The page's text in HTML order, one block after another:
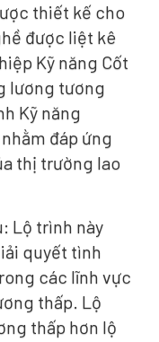
thiết kế cho
được liệt kê
Kỹ năng Cốt
lương tương
Kỹ năng
đáp ứng
thị trường lao
Lộ trình này
quyết tình
các lĩnh vực
thấp. Lộ
thấp hơn lộ